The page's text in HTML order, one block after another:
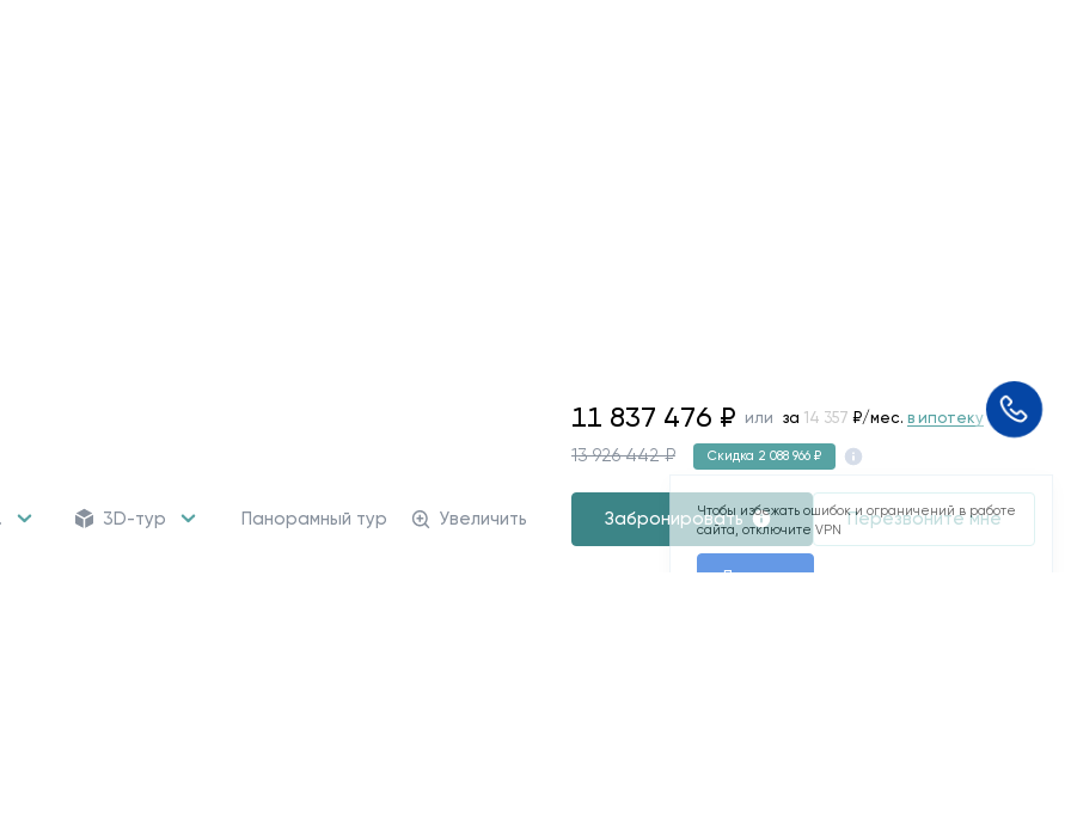
3D-тур Панорамный тур Увеличить
11837476
11 837 476 ₽ или за 61 534 ₽/мес. в ипотеку
13 926 442 ₽ Скидка 2 088 966 ₽
Забронировать Перезвоните мне
Чтобы избежать ошибок и ограничений в работе
сайта, отключите VPN
Понятно